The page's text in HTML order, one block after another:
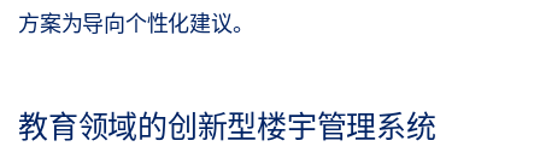
方案为导向个性化建议。
教育领域的创新型楼宇管理系统